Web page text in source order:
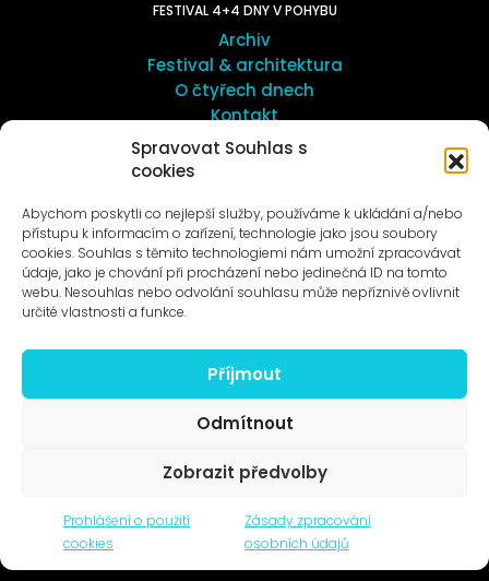
Spravovat Souhlas s
cookies
Abychom poskytli co nejlepší služby, používáme k ukládání a/nebo
přístupu k informacím o zařízení, technologie jako jsou soubory
cookies. Souhlas s těmito technologiemi nám umožní zpracovávat
údaje, jako je chování při procházení nebo jedinečná ID na tomto
webu. Nesouhlas nebo odvolání souhlasu může nepříznivě ovlivnit
určité vlastnosti a funkce.
Příjmout
Odmítnout
Zobrazit předvolby
Prohlášení o použití
cookies
Zásady zpracování
osobních údajů
FESTIVAL 4+4 DNY V POHYBU
Archiv
Festival & architektura
O čtyřech dnech
Kontakt
O umění v Motole
Novinky na e-mail
© 1996–2025
Čtyři dny, z.s. / Four Days association